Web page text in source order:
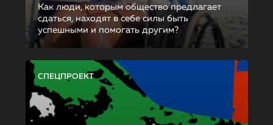
Как люди, которым общество предлагает
сдаться, находят в себе силы быть
успешными и помогать другим?
СПЕЦПРОЕКТ